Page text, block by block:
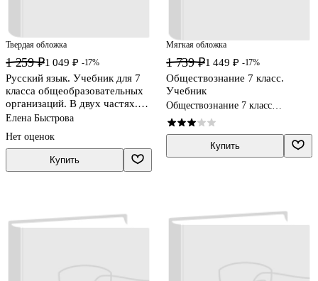
Твердая обложка
1 259 ₽1 049 ₽ -17%
Русский язык. Учебник для 7
класса общеобразовательных
организаций. В двух частях.
Часть I
Елена Быстрова
Нет оценок
Купить
Мягкая обложка
1 739 ₽1 449 ₽ -17%
Обществознание 7 класс.
Учебник
Обществознание 7 класс
учебники
Купить